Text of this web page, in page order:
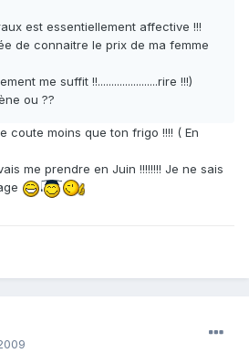
est essentiellement affective !!!
de connaitre le prix de ma femme
me suffit !!......................rire !!!)
ou ??
coute moins que ton frigo !!!! ( En
me prendre en Juin !!!!!!!! Je ne sais